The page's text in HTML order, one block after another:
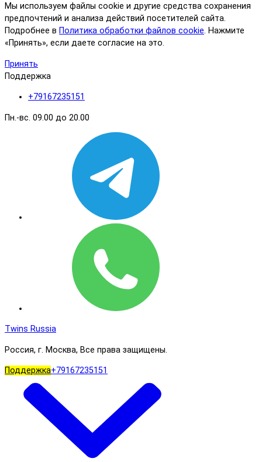
Мы используем файлы cookie и другие средства сохранения
предпочтений и анализа действий посетителей сайта.
Подробнее в Политика обработки файлов cookie. Нажмите
«Принять», если даете согласие на это.
Принять
Поддержка
+79167235151
Пн.-вс. 09.00 до 20.00
Twins Russia
Россия, г. Москва, Все права защищены.
Поддержка+79167235151